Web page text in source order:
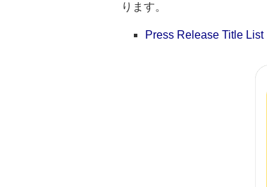
ります。
Press Release Title List